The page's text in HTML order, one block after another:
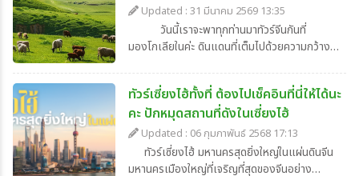
ในเอเชียไม่ไกลจากเมืองไทย ซึ่งเราก็ได้รวบรวม
ข้อมูลเที่ยวชิงเต่า ไปช่วงไหนสวยที่สุด พร้อม
แนะนำพิกัดสถานที่เที่ยวที่ไม่ควรพลาดมาฝากกัน
ค่ะ
ประวัติศาสตร์ ศิลปะ และศรัทธาไว้ในเส้นทาง
เดียวกันได้อย่างลงตัว เริ่มจากเมืองต้าถงที่เคย
รุ่งเรืองในยุคราชวงศ์ สู่ภูเขาศักดิ์สิทธิ์อู่ไถซาน
ของการเดินทางมาเที่ยวจีนที่นี่ เปรียบเสมือนการ
ย้อนเวลากลับไปสัมผัสร่องรอยแห่งความรุ่งเรือง
ถึงขีดสุดของพุทธศาสนา และความเลื่อมใสศรัทธา
ที่หยั่งรากลึกมาจนถึงปัจจุบัน แน่นอนว่าเราก็ได้
รวบรวมข้อมูลเที่ยวต้าถง อู่ไถซาน พร้อมเจาะลึก
พิกัดห้ามพลาดมาฝากกันค่ะ
Updated : 31 มีนาคม 2569 13:35
วันนี้เราจะพาทุกท่านมาทัวร์จีนกันที่
มองโกเลียในค่ะ ดินแดนที่เต็มไปด้วยความกว้าง
สู่ทุ่งหญ้าสเตปป์เขียวขจีและทะเลทรายสุดลูกหูลูก
ตา สัมผัสเสน่ห์ของวัฒนธรรมชนเผ่ามองโกลยัง
คงมีชีวิตชีวา ผ่านวิถีชีวิตแบบเร่ร่อน เสียงเพลง
พื้นเมือง การแข่งม้า และเทศกาลนาดัม การมา
เที่ยวจีนที่มองโกเลียในคือการก้าวเข้าสู่ดินแดน
บ้านเกิดของเจงกิสข่าน ที่เต็มไปด้วยร่องรอย
ทัวร์เซี่ยงไฮ้ทั้งที่ ต้องไปเช็คอินที่นี่ให้ได้นะ
คะ ปักหมุดสถานที่ดังในเซี่ยงไฮ้
Updated : 06 กุมภาพันธ์ 2568 17:13
ทัวร์เซี่ยงไฮ้ มหานครสุดยิ่งใหญ่ในแผ่นดินจีน
มหานครเมืองใหญ่ที่เจริญที่สุดของจีนอย่าง